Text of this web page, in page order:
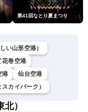
第41回なとり夏まつり
い山形空港）
花巻空港
港
仙台空港
カイパーク）
）